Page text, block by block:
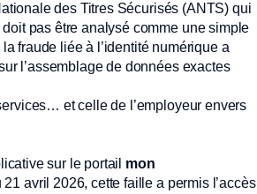
des Titres Sécurisés (ANTS) qui
pas être analysé comme une simple
fraude liée à l’identité numérique a
l’assemblage de données exactes
et celle de l’employeur envers
sur le portail mon
avril 2026, cette faille a permis l’accès